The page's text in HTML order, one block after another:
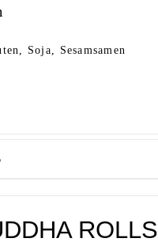
Soja, Sesamsamen
ROLLS